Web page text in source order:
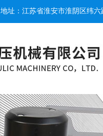
地址：江苏省淮安市淮阴区纬六